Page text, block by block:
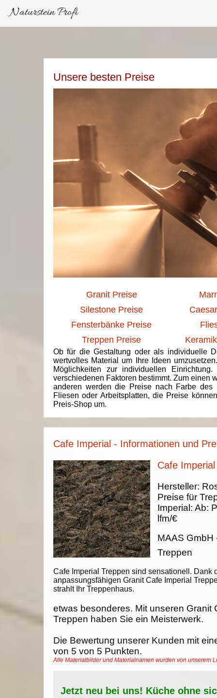
Naturstein Profi
Unsere besten Preise
Granit Preise
Silestone Preise
Fensterbänke Preise
Treppen Preise
Ob für die Gestaltung oder als individuelle
wertvolles Material um Ihre Ideen
Möglichkeiten zur individuellen
verschiedenen Faktoren bestimmt. Zum einen
anderen werden die Preise nach Farbe des
Fliesen oder Arbeitsplatten, die Preise
Preis-Shop um.
Cafe Imperial - Informationen und
Cafe
Cafe Imperial Treppen sind sensationell. Dank
anpassungsfähigen Granit Cafe Imperial
strahlt Ihr Treppenhaus.
Hersteller:
Preise für
Imperial : Ab:
lfm/€
MAAS GmbH
Treppen
etwas besonderes. Mit unseren Granit
Treppen haben Sie ein Meisterwerk.
Die Bewertung unserer Kunden mit
von 5 von 5 Punkten.
Alle Materialbilder und Materialnamen wurden von unserem
Jetzt neu bei uns! Küche ohne